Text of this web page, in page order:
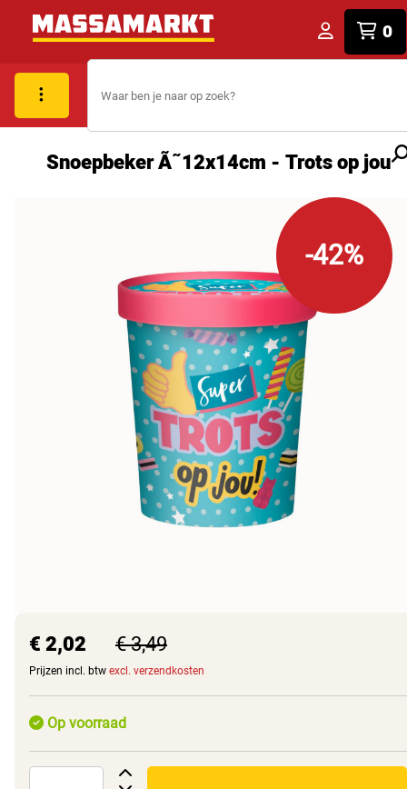
0
Snoepbeker Ã˜12x14cm - Trots op jou
-42%
€ 2,02 € 3,49
Prijzen incl. btw excl. verzendkosten
Op voorraad